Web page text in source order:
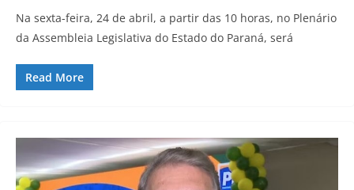
Na sexta-feira, 24 de abril, a partir das 10 horas, no Plenário
da Assembleia Legislativa do Estado do Paraná, será
Read More